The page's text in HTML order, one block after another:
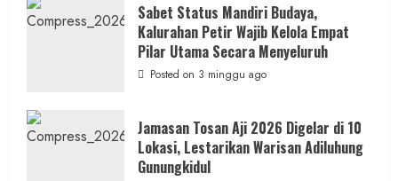
Tokoh
Nasional,
Ruwatan
Ageng
Petilasan
Sendangwangi
Hayuning
Bawono
Sabet Status Mandiri Budaya,
Kalurahan Petir Wajib Kelola Empat
Pilar Utama Secara Menyeluruh
Posted on 3 minggu ago
Jamasan Tosan Aji 2026 Digelar di 10
Lokasi, Lestarikan Warisan Adiluhung
Gunungkidul